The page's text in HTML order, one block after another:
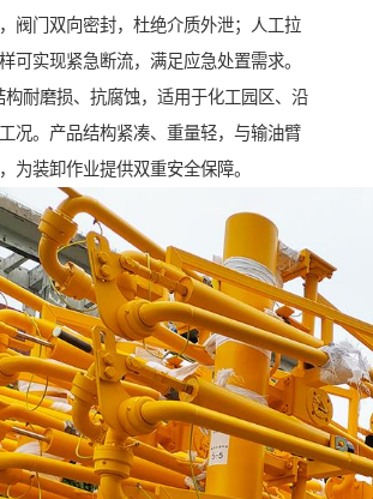
阀门双向密封，杜绝介质外泄；人工拉
可实现紧急断流，满足应急处置需求。
构耐磨损、抗腐蚀，适用于化工园区、沿
况。产品结构紧凑、重量轻，与输油臂
为装卸作业提供双重安全保障。